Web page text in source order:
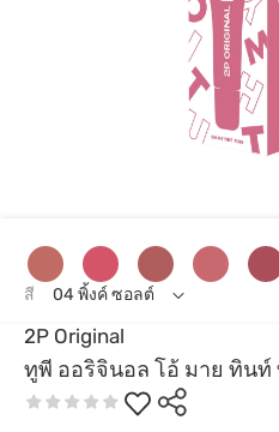
2P Original
ทูพี ออริจินอล โอ้ มาย ทินท์
สี 04 พิ้งค์ ซอลต์